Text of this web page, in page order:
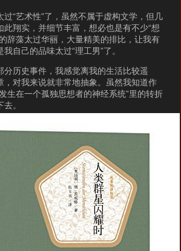
“艺术性”了，虽然不属于虚构文学，但几
此翔实，并细节丰富，想必也是有不少“想
辞藻太过华丽，大量精美的排比，让我有
自己的品味太过“理工男”了。
分历史事件，我感觉离我的生活比较遥
，对我来说就非常地抽象。虽然我知道作
生在一个孤独思想者的神经系统”里的转折
。